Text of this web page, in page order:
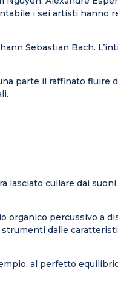
i sei artisti hanno
Sebastian Bach.
parte il raffinato fluire
lasciato cullare dai
percussivo a
dalle
al perfetto